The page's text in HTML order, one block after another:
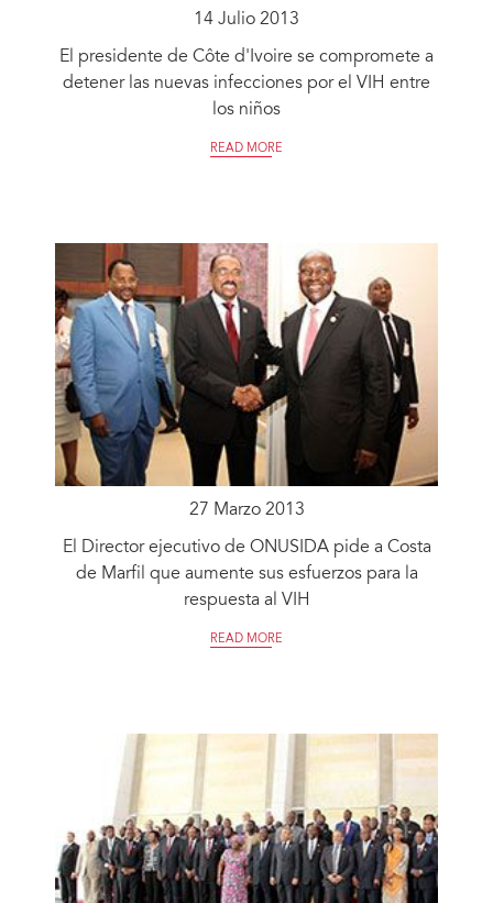
14 Julio 2013
El presidente de Côte d'Ivoire se compromete a
detener las nuevas infecciones por el VIH entre
los niños
READ MORE
27 Marzo 2013
El Director ejecutivo de ONUSIDA pide a Costa
de Marfil que aumente sus esfuerzos para la
respuesta al VIH
READ MORE